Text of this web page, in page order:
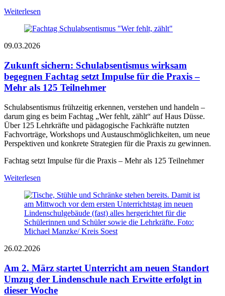
Weiterlesen
09.03.2026
Zukunft sichern: Schulabsentismus wirksam
begegnen Fachtag setzt Impulse für die Praxis –
Mehr als 125 Teilnehmer
Schulabsentismus frühzeitig erkennen, verstehen und handeln –
darum ging es beim Fachtag „Wer fehlt, zählt“ auf Haus Düsse.
Über 125 Lehrkräfte und pädagogische Fachkräfte nutzten
Fachvorträge, Workshops und Austauschmöglichkeiten, um neue
Perspektiven und konkrete Strategien für die Praxis zu gewinnen.
Fachtag setzt Impulse für die Praxis – Mehr als 125 Teilnehmer
Weiterlesen
26.02.2026
Am 2. März startet Unterricht am neuen Standort
Umzug der Lindenschule nach Erwitte erfolgt in
dieser Woche